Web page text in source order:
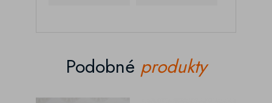
Podobné produkty